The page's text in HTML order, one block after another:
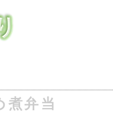
煮弁当